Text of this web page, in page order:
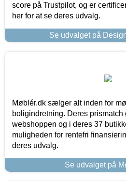
score på Trustpilot, og er
her for at se deres udvalg.
Se udvalget på
Møblér.dk sælger alt inden for
boligindretning. Deres
webshoppen og i deres 37
muligheden for rentefri
deres udvalg.
Se udvalget på